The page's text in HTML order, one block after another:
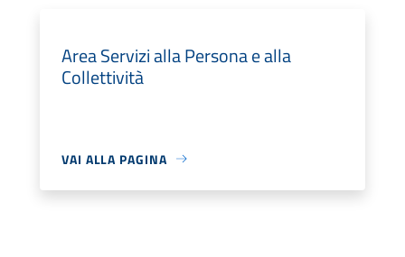
Area Servizi alla Persona e alla
Collettività
VAI ALLA PAGINA